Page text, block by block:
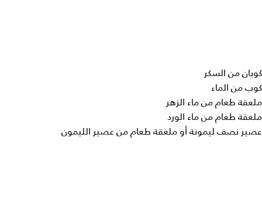
كوبان من السكر
كوب من الماء
ملعقة طعام من ماء الزهر
ملعقة طعام من ماء الورد
عصير نصف ليمونة أو ملعقة طعام من عصير الليمون